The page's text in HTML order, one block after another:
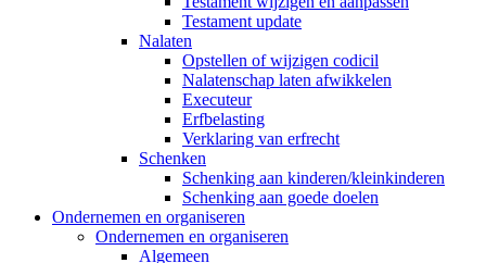
Testament update
Nalaten
Opstellen of wijzigen codicil
Nalatenschap laten afwikkelen
Executeur
Erfbelasting
Verklaring van erfrecht
Schenken
Schenking aan kinderen/kleinkinderen
Schenking aan goede doelen
Ondernemen en organiseren
Ondernemen en organiseren
Algemeen